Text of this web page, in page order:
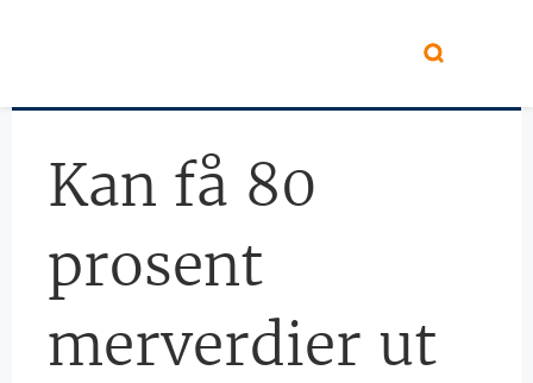
Kan få 80
prosent
merverdier ut